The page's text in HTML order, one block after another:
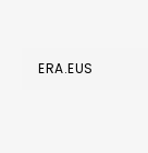
ERA.EUS